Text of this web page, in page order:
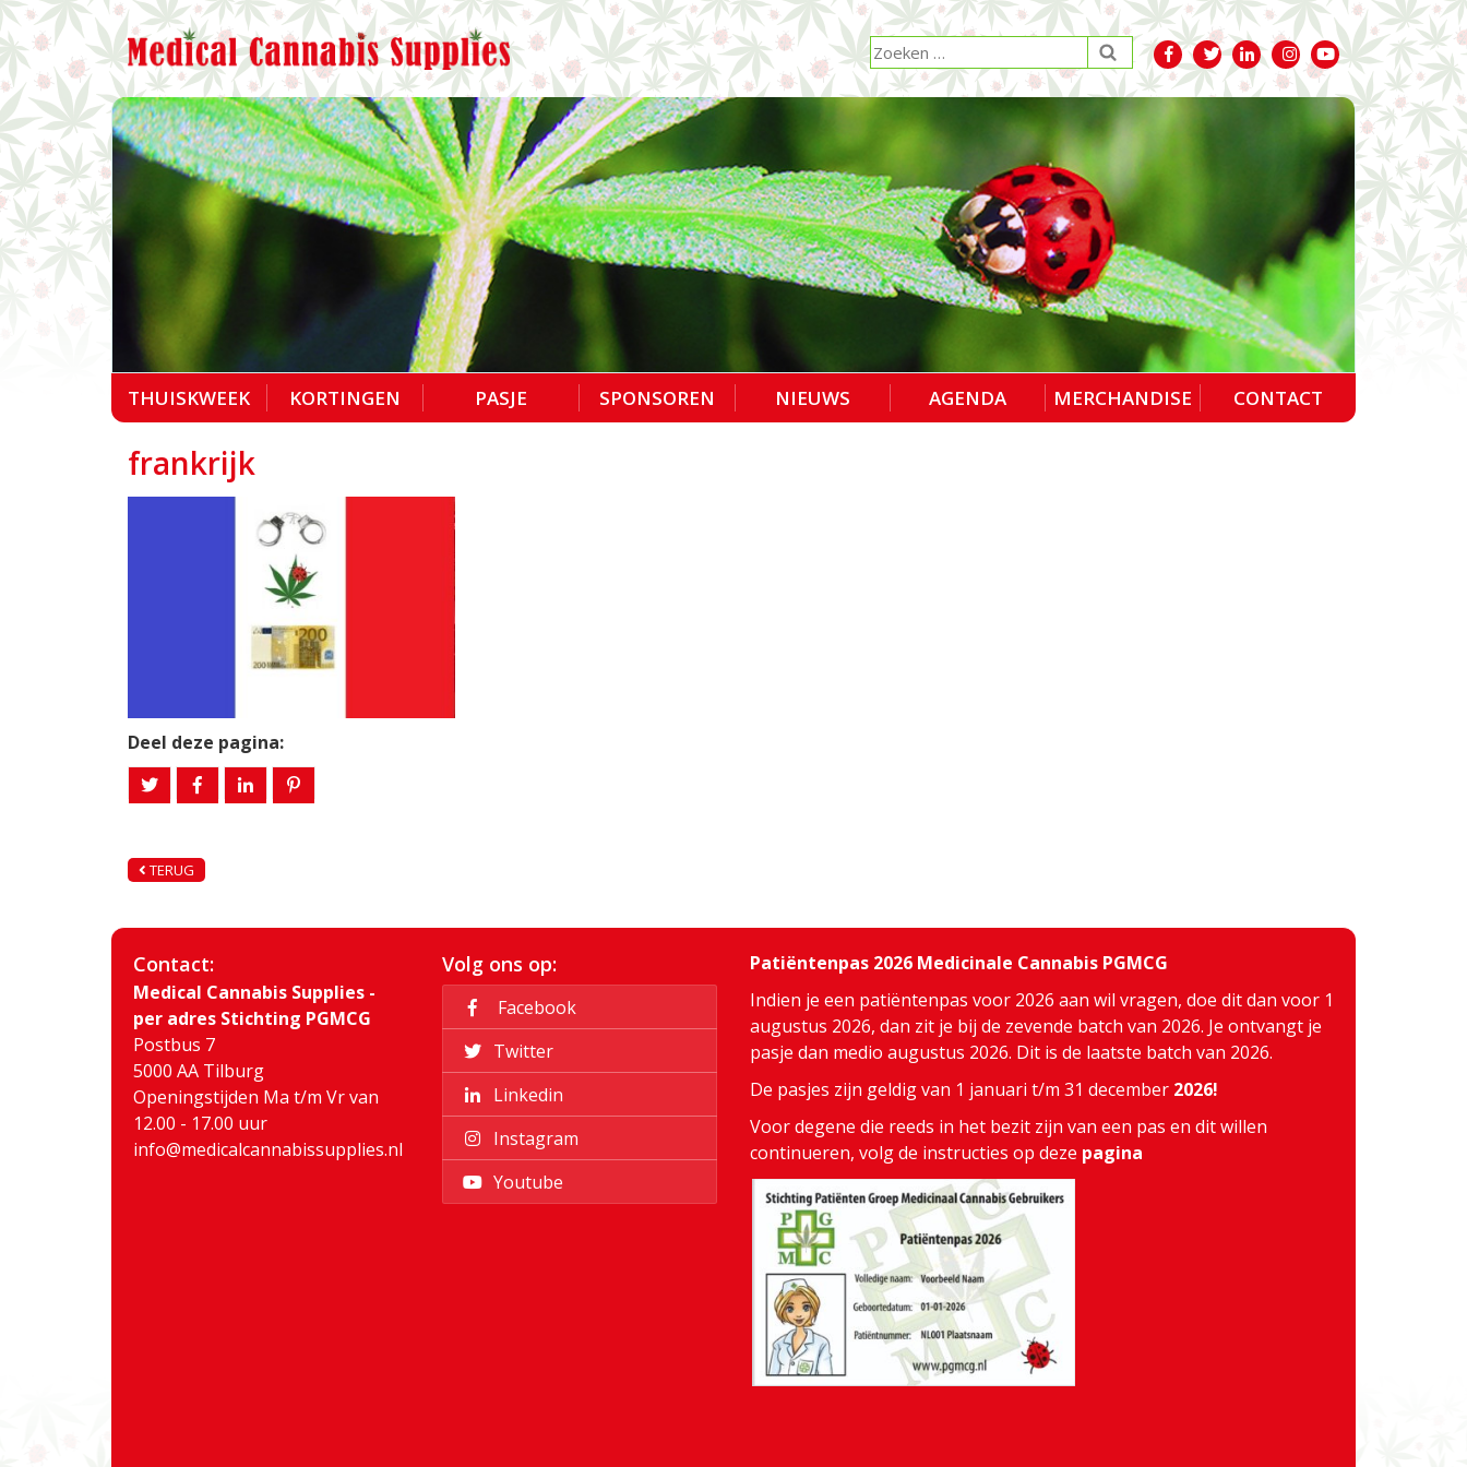
THUISKWEEK KORTINGEN PASJE SPONSOREN NIEUWS AGENDA MERCHANDISE CONTACT
frankrijk
Deel deze pagina:
TERUG
Contact:
Medical Cannabis Supplies -
per adres Stichting PGMCG
Postbus 7
5000 AA Tilburg
Openingstijden Ma t/m Vr van
12.00 - 17.00 uur
info@medicalcannabissupplies.nl
Volg ons op:
Facebook
Twitter
Linkedin
Instagram
Youtube
Patiëntenpas 2026 Medicinale Cannabis PGMCG
Indien je een patiëntenpas voor 2026 aan wil vragen, doe dit dan voor 1
augustus 2026, dan zit je bij de zevende batch van 2026. Je ontvangt je
pasje dan medio augustus 2026. Dit is de laatste batch van 2026.
De pasjes zijn geldig van 1 januari t/m 31 december 2026!
Voor degene die reeds in het bezit zijn van een pas en dit willen
continueren, volg de instructies op deze pagina